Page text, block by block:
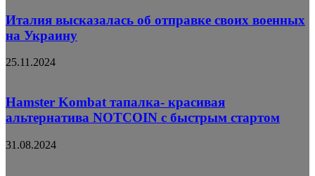
Италия высказалась об отправке своих военных
на Украину
25.11.2024
Hamster Kombat тапалка- красивая
альтернатива NOTCOIN с быстрым стартом
31.08.2024